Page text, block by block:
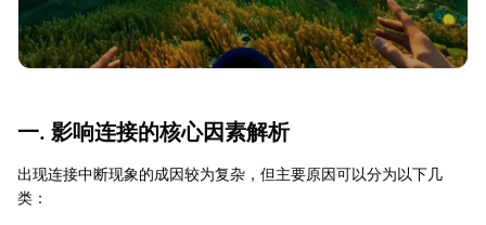
一. 影响连接的核心因素解析
出现连接中断现象的成因较为复杂，但主要原因可以分为以下几
类：